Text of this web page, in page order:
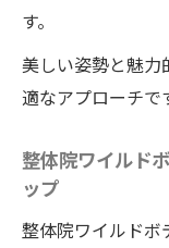
す。
美しい姿勢と魅力
適なアプローチで
整体院ワイルド
ップ
整体院ワイルドボ